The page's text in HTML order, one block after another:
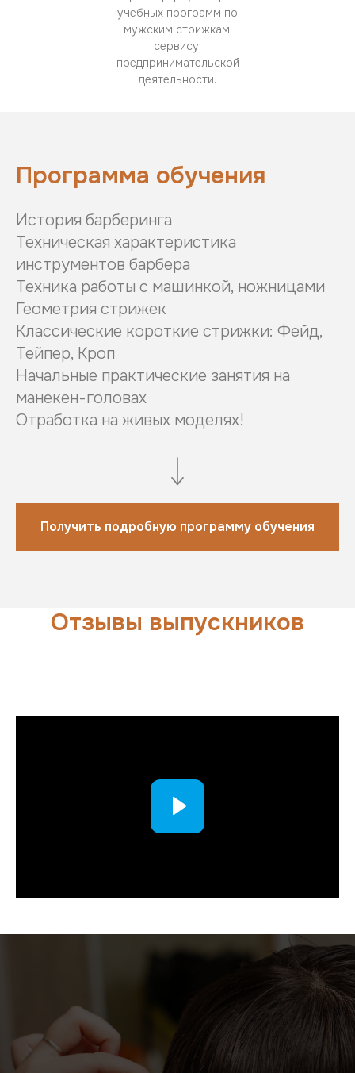
учебных программ по
мужским стрижкам,
сервису,
предпринимательской
деятельности.
Программа обучения
История барберинга
Техническая характеристика
инструментов барбера
Техника работы с машинкой, ножницами
Геометрия стрижек
Классические короткие стрижки: Фейд,
Тейпер, Кроп
Начальные практические занятия на
манекен-головах
Отработка на живых моделях!
Получить подробную программу обучения
Отзывы выпускников